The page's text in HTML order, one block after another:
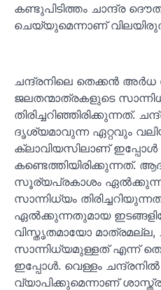
കണ്ടുപിടിത്തം ചാന്ദ്ര
ചെയ്യുമെന്നാണ്
ചന്ദ്രനിലെ തെക്കന്‍
ജലതന്മാത്രകളുടെ
തിരിച്ചറിഞ്ഞിരിക്കുന്നത്.
ദൃശ്യമാവുന്ന ഏറ്റവും
ക്ലാവിയസിലാണ് ഇപ്പോള്‍
കണ്ടെത്തിയിരിക്കുന്നത്.
സൂര്യപ്രകാശം ഏല്‍ക്കുന്ന
സാന്നിധ്യം
ഏല്‍ക്കുന്നതുമായ
വിസ്തൃതമായോ മാത്രമല്ല,
സാന്നിധ്യമുള്ളത് എന്ന്
ഇപ്പോള്‍. വെള്ളം
വ്യാപിക്കുമെന്നാണ്